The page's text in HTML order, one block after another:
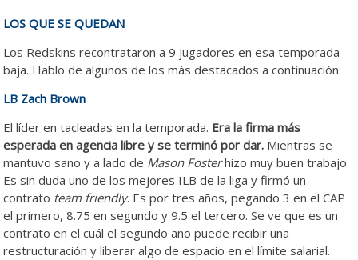
LOS QUE SE QUEDAN
Los Redskins recontrataron a 9 jugadores en esa temporada
baja. Hablo de algunos de los más destacados a continuación:
LB Zach Brown
El líder en tacleadas en la temporada. Era la firma más
esperada en agencia libre y se terminó por dar. Mientras se
mantuvo sano y a lado de Mason Fosterhizo muy buen trabajo.
Es sin duda uno de los mejores ILB de la liga y firmó un
contrato team friendly. Es por tres años, pegando 3 en el CAP
el primero, 8.75 en segundo y 9.5 el tercero. Se ve que es un
contrato en el cuál el segundo año puede recibir una
restructuración y liberar algo de espacio en el límite salarial.